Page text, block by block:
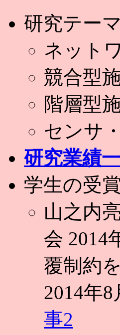
研究テーマ
ネット
競合型
階層型
センサ
研究業績
学生の受賞
山之内
会 2014
覆制約
2014年
事2